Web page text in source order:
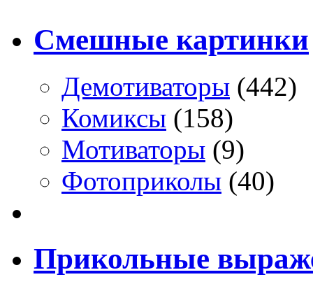
Смешные картинки
Демотиваторы (442)
Комиксы (158)
Мотиваторы (9)
Фотоприколы (40)
Прикольные